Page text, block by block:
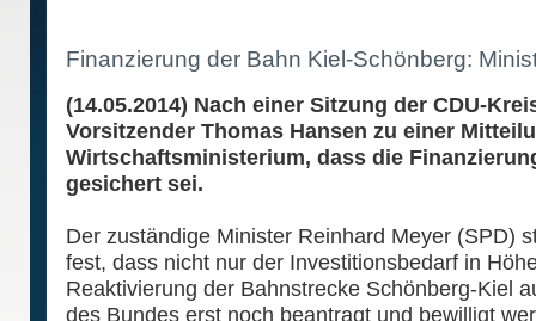
Finanzierung der Bahn Kiel-Schönberg:
(14.05.2014) Nach einer Sitzung der CDU-
Vorsitzender Thomas Hansen zu einer
Wirtschaftsministerium, dass die
gesichert sei.
Der zuständige Minister Reinhard Meyer (SPD)
fest, dass nicht nur der Investitionsbedarf in
Reaktivierung der Bahnstrecke Schönberg-Kiel
des Bundes erst noch beantragt und bewilligt